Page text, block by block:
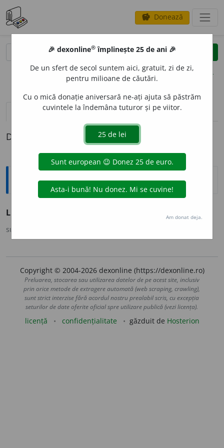
savings Donează
clear
opțiuni
definiții (1)
Definiția cu ID-ul 191793:
Sinonime
LUMEA
sursa:
Copyright © 2004-2026 dexonline (https://dexonline.ro)
Preluarea, stocarea sau utilizarea datelor de pe acest site, inclusiv
prin orice metode de extragere automată (web scraping, crawling),
sunt strict interzise fără acordul nostru prealabil scris, cu excepția
seturilor de date oferite oficial spre utilizare publică (vezi licența).
licență confidențialitate găzduit de Hosterion
🎉 dexonline® împlinește 25 de ani 🎉
De un sfert de secol suntem aici, gratuit, zi de zi,
pentru milioane de căutări.
Cu o mică donație aniversară ne-ați ajuta să păstrăm
cuvintele la îndemâna tuturor și pe viitor.
Am donat deja.